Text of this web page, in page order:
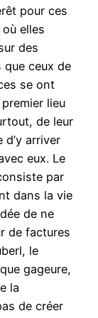
pour ces
elles
des
ceux de
se ont
lieu
de leur
arriver
eux. Le
par
dans la vie
de ne
de factures
le
gageure,
la
de créer